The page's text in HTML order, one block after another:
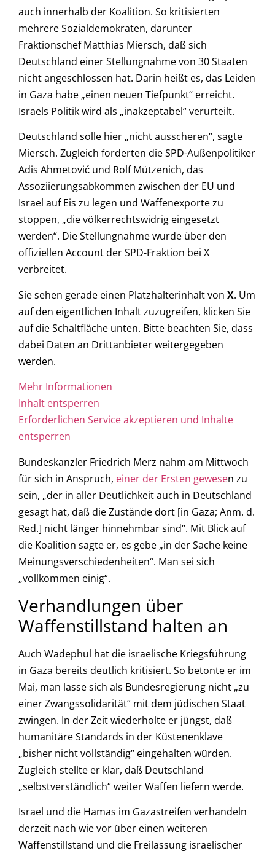
auch innerhalb der Koalition. So kritisierten
mehrere Sozialdemokraten, darunter
Fraktionschef Matthias Miersch, daß sich
Deutschland einer Stellungnahme von 30 Staaten
nicht angeschlossen hat. Darin heißt es, das Leiden
in Gaza habe „einen neuen Tiefpunkt“ erreicht.
Israels Politik wird als „inakzeptabel“ verurteilt.
Deutschland solle hier „nicht ausscheren“, sagte
Miersch. Zugleich forderten die SPD-Außenpolitiker
Adis Ahmetović und Rolf Mützenich, das
Assoziierungsabkommen zwischen der EU und
Israel auf Eis zu legen und Waffenexporte zu
stoppen, „die völkerrechtswidrig eingesetzt
werden“. Die Stellungnahme wurde über den
offiziellen Account der SPD-Fraktion bei X
verbreitet.
Sie sehen gerade einen Platzhalterinhalt von X. Um
auf den eigentlichen Inhalt zuzugreifen, klicken Sie
auf die Schaltfläche unten. Bitte beachten Sie, dass
dabei Daten an Drittanbieter weitergegeben
werden.
Mehr Informationen
Inhalt entsperren
Erforderlichen Service akzeptieren und Inhalte
entsperren
Bundeskanzler Friedrich Merz nahm am Mittwoch
für sich in Anspruch, einer der Ersten gewesen zu
sein, „der in aller Deutlichkeit auch in Deutschland
gesagt hat, daß die Zustände dort [in Gaza; Anm. d.
Red.] nicht länger hinnehmbar sind“. Mit Blick auf
die Koalition sagte er, es gebe „in der Sache keine
Meinungsverschiedenheiten“. Man sei sich
„vollkommen einig“.
Verhandlungen über
Waffenstillstand halten an
Auch Wadephul hat die israelische Kriegsführung
in Gaza bereits deutlich kritisiert. So betonte er im
Mai, man lasse sich als Bundesregierung nicht „zu
einer Zwangssolidarität“ mit dem jüdischen Staat
zwingen. In der Zeit wiederholte er jüngst, daß
humanitäre Standards in der Küstenenklave
„bisher nicht vollständig“ eingehalten würden.
Zugleich stellte er klar, daß Deutschland
„selbstverständlich“ weiter Waffen liefern werde.
Israel und die Hamas im Gazastreifen verhandeln
derzeit nach wie vor über einen weiteren
Waffenstillstand und die Freilassung israelischer